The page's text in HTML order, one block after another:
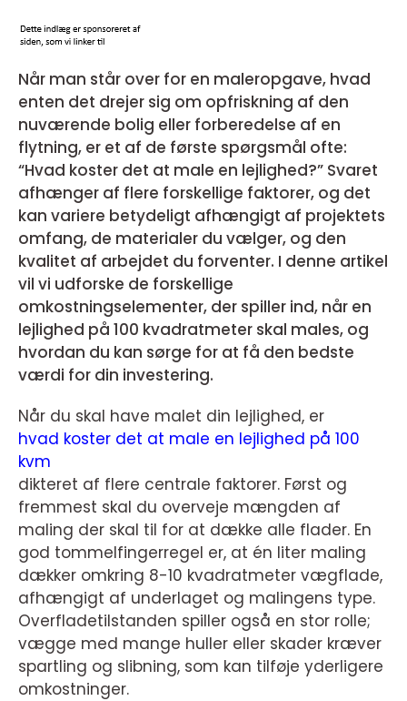
Når man står over for en maleropgave, hvad
enten det drejer sig om opfriskning af den
nuværende bolig eller forberedelse af en
flytning, er et af de første spørgsmål ofte:
“Hvad koster det at male en lejlighed?” Svaret
afhænger af flere forskellige faktorer, og det
kan variere betydeligt afhængigt af projektets
omfang, de materialer du vælger, og den
kvalitet af arbejdet du forventer. I denne artikel
vil vi udforske de forskellige
omkostningselementer, der spiller ind, når en
lejlighed på 100 kvadratmeter skal males, og
hvordan du kan sørge for at få den bedste
værdi for din investering.
Når du skal have malet din lejlighed, er
hvad koster det at male en lejlighed på 100
kvm
dikteret af flere centrale faktorer. Først og
fremmest skal du overveje mængden af
maling der skal til for at dække alle flader. En
god tommelfingerregel er, at én liter maling
dækker omkring 8-10 kvadratmeter vægflade,
afhængigt af underlaget og malingens type.
Overfladetilstanden spiller også en stor rolle;
vægge med mange huller eller skader kræver
spartling og slibning, som kan tilføje yderligere
omkostninger.